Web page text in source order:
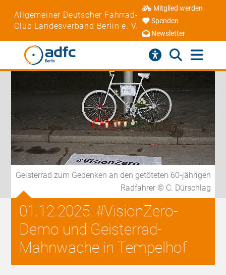
Allgemeiner Deutscher Fahrrad-
Club Landesverband Berlin e. V.
Mitglied werden
Spenden
Newsletter
Geisterrad zum Gedenken an den getöteten 60-jährigen
Radfahrer © C. Dürschlag
01.12.2025: #VisionZero-
Demo und Geisterrad-
Mahnwache in Tempelhof